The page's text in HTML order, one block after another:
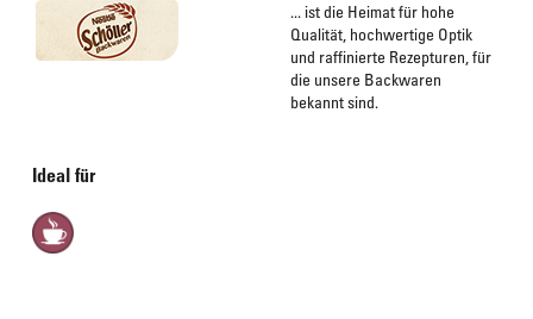
... ist die Heimat für hohe
Qualität, hochwertige Optik
und raffinierte Rezepturen, für
die unsere Backwaren
bekannt sind.
Ideal für